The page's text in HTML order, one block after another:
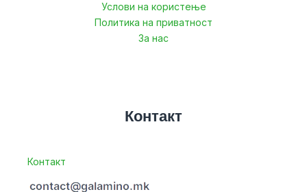
Услови на користење
Политика на приватност
За нас
Контакт
Контакт